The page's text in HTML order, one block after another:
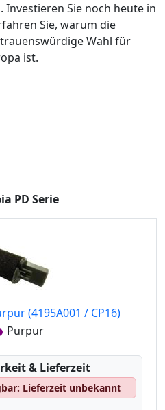
Sie noch heute in
Sie, warum die
Wahl für
ist.
PD Serie
(4195A001 / CP16)
Purpur
& Lieferzeit
Lieferzeit unbekannt